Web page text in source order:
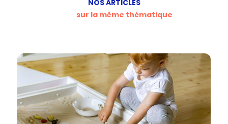
NOS ARTICLES
sur la même thématique